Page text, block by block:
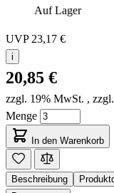
Auf Lager
UVP 23,17 €
i
20,85 €
zzgl. 19% MwSt. , zzgl.
Menge
In den Warenkorb
Beschreibung